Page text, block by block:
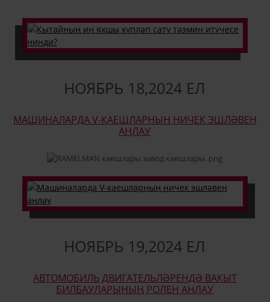
НОЯБРЬ 18,2024 ЕЛ
МАШИНАЛАРДА V-КАЕШЛАРНЫҢ НИЧЕК ЭШЛӘВЕН
АҢЛАУ
НОЯБРЬ 19,2024 ЕЛ
АВТОМОБИЛЬ ДВИГАТЕЛЬЛӘРЕНДӘ ВАКЫТ
БИЛБАУЛАРЫНЫҢ РОЛЕН АҢЛАУ